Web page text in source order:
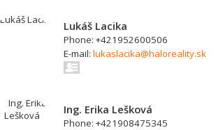
Lukáš Lacika
Phone: +421952600506
E-mail:lukaslacika@haloreality.sk
Ing. Erika Lešková
Phone: +421908475345